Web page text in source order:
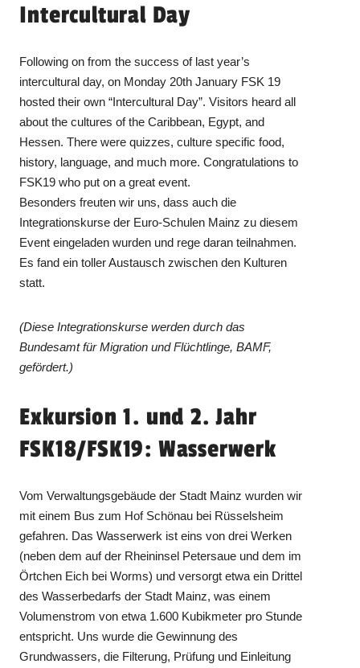
Intercultural Day
Following on from the success of last year’s
intercultural day, on Monday 20th January FSK 19
hosted their own “Intercultural Day”. Visitors heard all
about the cultures of the Caribbean, Egypt, and
Hessen. There were quizzes, culture specific food,
history, language, and much more. Congratulations to
FSK19 who put on a great event.
Besonders freuten wir uns, dass auch die
Integrationskurse der Euro-Schulen Mainz zu diesem
Event eingeladen wurden und rege daran teilnahmen.
Es fand ein toller Austausch zwischen den Kulturen
statt.
(Diese Integrationskurse werden durch das
Bundesamt für Migration und Flüchtlinge, BAMF,
gefördert.)
Exkursion 1. und 2. Jahr
FSK18/FSK19: Wasserwerk
Vom Verwaltungsgebäude der Stadt Mainz wurden wir
mit einem Bus zum Hof Schönau bei Rüsselsheim
gefahren. Das Wasserwerk ist eins von drei Werken
(neben dem auf der Rheininsel Petersaue und dem im
Örtchen Eich bei Worms) und versorgt etwa ein Drittel
des Wasserbedarfs der Stadt Mainz, was einem
Volumenstrom von etwa 1.600 Kubikmeter pro Stunde
entspricht. Uns wurde die Gewinnung des
Grundwassers, die Filterung, Prüfung und Einleitung